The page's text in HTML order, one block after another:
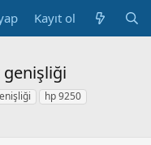
Kayıt ol
genişliği
hp 9250